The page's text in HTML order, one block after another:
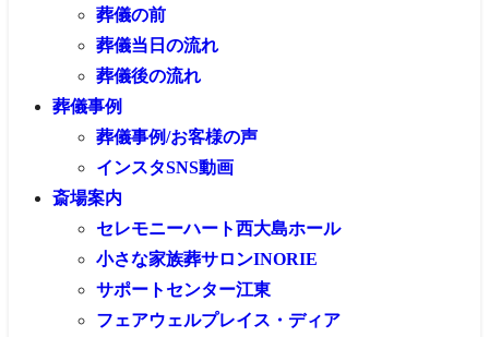
葬儀の前
葬儀当日の流れ
葬儀後の流れ
葬儀事例
葬儀事例/お客様の声
インスタSNS動画
斎場案内
セレモニーハート西大島ホール
小さな家族葬サロンINORIE
サポートセンター江東
フェアウェルプレイス・ディア